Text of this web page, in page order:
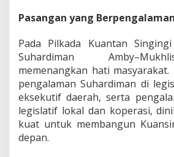
Pasangan yang Berpengalaman
Pada Pilkada Kuantan
Suhardiman
memenangkan hati
pengalaman Suhardiman di
eksekutif daerah, serta
legislatif lokal dan koperasi,
kuat untuk membangun
depan.